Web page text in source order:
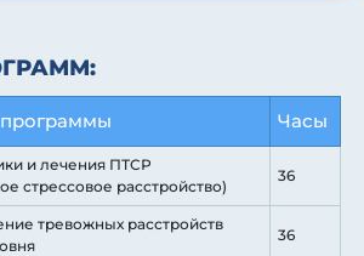
Часы
и лечения ПТСР
стрессовое расстройство)
36
тревожных расстройств
36